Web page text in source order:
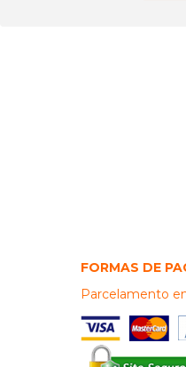
FORMAS DE
Parcelamento